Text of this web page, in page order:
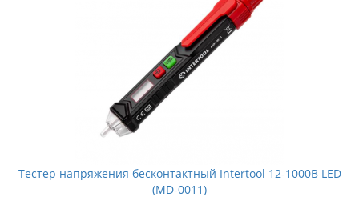
Тестер напряжения бесконтактный Intertool 12-1000В LED
(MD-0011)